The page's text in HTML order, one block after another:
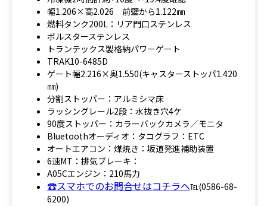
幅1.206×高2.026 前壁から1.122㎜
燃料タンク200L：リア門口ステンレス
ボルスターステンレス
トランテックス製格納パワーゲート
TRAK10-6485D
ゲート幅2.216×奥1.550(キャスターストッパ1.420
㎜)
分割ストッパー：アルミシマ床
ラッシングレール2段：水抜き穴4ケ
90度ストッパー：カラーバックカメラ／モニタ
Bluetoothオーディオ：タコグラフ：ETC
オートエアコン：煤焼き：坂道発進補助装置
6速MT：排気ブレーキ：
A05Cエンジン：210馬力
☎スマホでのお問合せはコチラへ℡(0586-68-
6200)